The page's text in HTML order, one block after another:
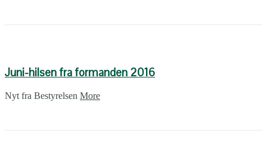
Juni-hilsen fra formanden 2016
Nyt fra Bestyrelsen More